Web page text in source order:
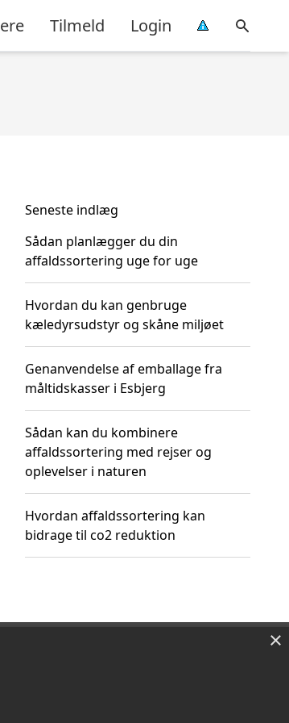
Tilmeld Login
Seneste indlæg
Sådan planlægger du din
affaldssortering uge for uge
Hvordan du kan genbruge
kæledyrsudstyr og skåne miljøet
Genanvendelse af emballage fra
måltidskasser i Esbjerg
Sådan kan du kombinere
affaldssortering med rejser og
oplevelser i naturen
Hvordan affaldssortering kan
bidrage til co2 reduktion
×